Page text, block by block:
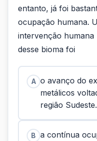
entanto, já foi
ocupação humana.
intervenção humana
desse bioma foi
A o avanço do
metálicos
região Sudeste.
B a contínua